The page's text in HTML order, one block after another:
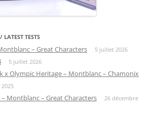
LATEST TESTS
– Great Characters 5 juillet 2026
5 juillet 2026
x Olympic Heritage – Montblanc – Chamonix
Montblanc – Great Characters
26 décembre